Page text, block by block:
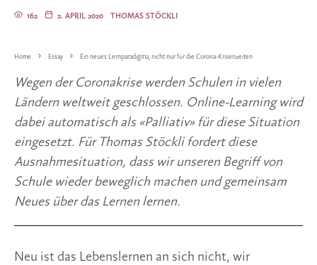
THOMAS STÖCKLI
2. APRIL 2020
162
Home Essay Ein neues Lernparadigma, nicht nur für die Corona-Krisenzeiten
Wegen der Coronakrise werden Schulen in vielen
Ländern weltweit geschlossen. Online-Learning wird
dabei automatisch als «Palliativ» für diese Situation
eingesetzt. Für Thomas Stöckli fordert diese
Ausnahmesituation, dass wir unseren Begriff von
Schule wieder beweglich machen und gemeinsam
Neues über das Lernen lernen.
Neu ist das Lebenslernen an sich nicht, wir